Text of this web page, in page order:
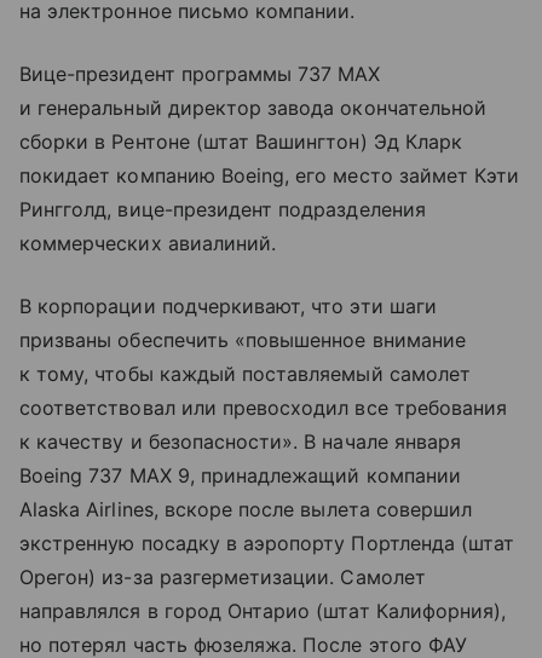
на электронное письмо компании.
Вице-президент программы 737 MAX
и генеральный директор завода окончательной
сборки в Рентоне (штат Вашингтон) Эд Кларк
покидает компанию Boeing, его место займет Кэти
Рингголд, вице-президент подразделения
коммерческих авиалиний.
В корпорации подчеркивают, что эти шаги
призваны обеспечить «повышенное внимание
к тому, чтобы каждый поставляемый самолет
соответствовал или превосходил все требования
к качеству и безопасности». В начале января
Boeing 737 MAX 9, принадлежащий компании
Alaska Airlines, вскоре после вылета совершил
экстренную посадку в аэропорту Портленда (штат
Орегон) из-за разгерметизации. Самолет
направлялся в город Онтарио (штат Калифорния),
но потерял часть фюзеляжа. После этого ФАУ